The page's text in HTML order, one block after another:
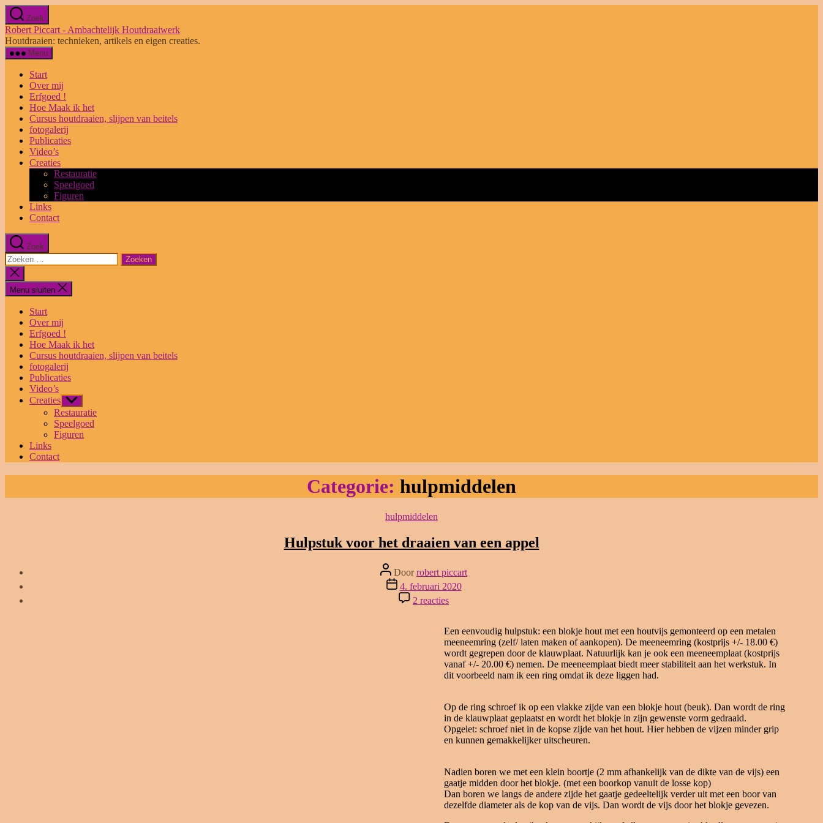
Ga
naar
de
inhoud
Zoek
Robert Piccart - Ambachtelijk Houtdraaiwerk
Houtdraaien: technieken, artikels en eigen creaties.
Menu
Start
Over mij
Erfgoed !
Hoe Maak ik het
Cursus houtdraaien, slijpen van beitels
fotogalerij
Publicaties
Video’s
Creaties
Restauratie
Speelgoed
Figuren
Links
Contact
Zoek
Zoeken
naar:
Zoeken
sluiten
Menu sluiten
Start
Over mij
Erfgoed !
Hoe Maak ik het
Cursus houtdraaien, slijpen van beitels
fotogalerij
Publicaties
Video’s
Creaties Toon
submenu
Restauratie
Speelgoed
Figuren
Links
Contact
Categorie: hulpmiddelen
Categorieën
hulpmiddelen
Hulpstuk voor het draaien van een appel
Bericht
auteur
Doorrobert piccart
Berichtdatum
4. februari 2020
2 reacties
Hulpstuk
het
draaien
van
een
appel
Een eenvoudig hulpstuk: een blokje hout met een houtvijs gemonteerd op een metalen
meeneemring (zelf/ laten maken of aankopen). De meeneemring (kostprijs +/- 18.00 €)
wordt gegrepen door de klauwplaat. Natuurlijk kan je ook een meeneemplaat (kostprijs
vanaf +/- 20.00 €) nemen. De meeneemplaat biedt meer stabiliteit aan het werkstuk. In
dit voorbeeld nam ik een ring omdat ik deze liggen had.
Op de ring schroef ik op een vlakke zijde van een blokje hout (beuk). Dan wordt de ring
in de klauwplaat geplaatst en wordt het blokje in zijn gewenste vorm gedraaid.
Opgelet: schroef niet in de kopse zijde van het hout. Hier hebben de vijzen minder grip
en kunnen gemakkelijker uitscheuren.
Nadien boren we met een klein boortje (2 mm afhankelijk van de dikte van de vijs) een
gaatje midden door het blokje. (met een boorkop vanuit de losse kop)
Dan boren we langs de andere zijde het gaatje gedeeltelijk verder uit met een boor van
dezelfde diameter als de kop van de vijs. Dan wordt de vijs door het blokje gevezen.